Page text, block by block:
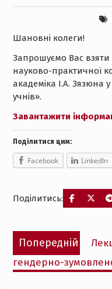
Шановні колеги!
Запрошуємо Вас взяти
науково-практичної
академіка І.А. Зязюна
учнів».
Завантажити
Поділитися цим:
Facebook LinkedIn
Поділитись:
Навігація
записів
Попередній
гендерно-